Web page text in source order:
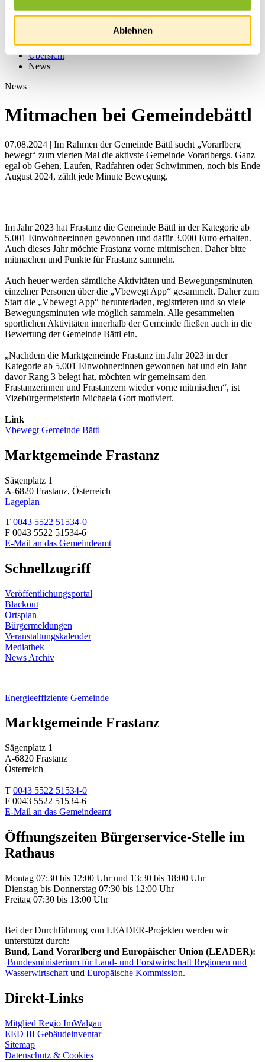
Ablehnen
Startseite
Übersicht
News
News
Mitmachen bei Gemeindebättl
07.08.2024 | Im Rahmen der Gemeinde Bättl sucht „Vorarlberg
bewegt“ zum vierten Mal die aktivste Gemeinde Vorarlbergs. Ganz
egal ob Gehen, Laufen, Radfahren oder Schwimmen, noch bis Ende
August 2024, zählt jede Minute Bewegung.
Im Jahr 2023 hat Frastanz die Gemeinde Bättl in der Kategorie ab
5.001 Einwohner:innen gewonnen und dafür 3.000 Euro erhalten.
Auch dieses Jahr möchte Frastanz vorne mitmischen. Daher bitte
mitmachen und Punkte für Frastanz sammeln.
Auch heuer werden sämtliche Aktivitäten und Bewegungsminuten
einzelner Personen über die „Vbewegt App“ gesammelt. Daher zum
Start die „Vbewegt App“ herunterladen, registrieren und so viele
Bewegungsminuten wie möglich sammeln. Alle gesammelten
sportlichen Aktivitäten innerhalb der Gemeinde fließen auch in die
Bewertung der Gemeinde Bättl ein.
„Nachdem die Marktgemeinde Frastanz im Jahr 2023 in der
Kategorie ab 5.001 Einwohner:innen gewonnen hat und ein Jahr
davor Rang 3 belegt hat, möchten wir gemeinsam den
Frastanzerinnen und Frastanzern wieder vorne mitmischen“, ist
Vizebürgermeisterin Michaela Gort motiviert.
Link
Vbewegt Gemeinde Bättl
Marktgemeinde Frastanz
Sägenplatz 1
A-6820 Frastanz, Österreich
Lageplan
T 0043 5522 51534-0
F 0043 5522 51534-6
E-Mail an das Gemeindeamt
Schnellzugriff
Veröffentlichungsportal
Blackout
Ortsplan
Bürgermeldungen
Veranstaltungskalender
Mediathek
News Archiv
Energieeffiziente Gemeinde
Marktgemeinde Frastanz
Sägenplatz 1
A-6820 Frastanz
Österreich
T 0043 5522 51534-0
F 0043 5522 51534-6
E-Mail an das Gemeindeamt
Öffnungszeiten Bürgerservice-Stelle im
Rathaus
Montag 07:30 bis 12:00 Uhr und 13:30 bis 18:00 Uhr
Dienstag bis Donnerstag 07:30 bis 12:00 Uhr
Freitag 07:30 bis 13:00 Uhr
Bei der Durchführung von LEADER-Projekten werden wir
unterstützt durch:
Bund, Land Vorarlberg und Europäischer Union (LEADER):
Bundesministerium für Land- und Forstwirtschaft Regionen und
Wasserwirtschaft und Europäische Kommission.
Direkt-Links
Mitglied Regio ImWalgau
EED III Gebäudeinventar
Sitemap
Datenschutz & Cookies